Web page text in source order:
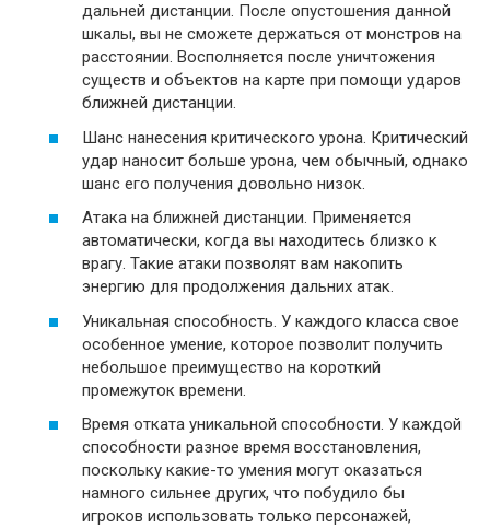
дальней дистанции. После опустошения данной
шкалы, вы не сможете держаться от монстров на
расстоянии. Восполняется после уничтожения
существ и объектов на карте при помощи ударов
ближней дистанции.
Шанс нанесения критического урона. Критический
удар наносит больше урона, чем обычный, однако
шанс его получения довольно низок.
Атака на ближней дистанции. Применяется
автоматически, когда вы находитесь близко к
врагу. Такие атаки позволят вам накопить
энергию для продолжения дальних атак.
Уникальная способность. У каждого класса свое
особенное умение, которое позволит получить
небольшое преимущество на короткий
промежуток времени.
Время отката уникальной способности. У каждой
способности разное время восстановления,
поскольку какие-то умения могут оказаться
намного сильнее других, что побудило бы
игроков использовать только персонажей,